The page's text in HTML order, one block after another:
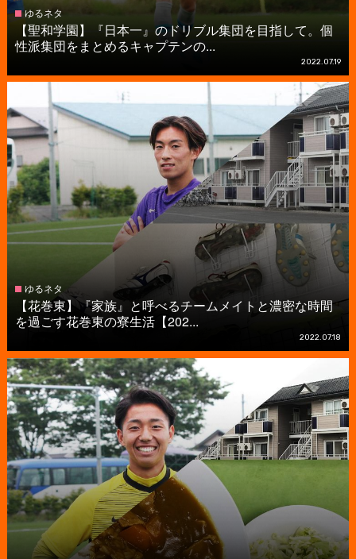
ゆるネタ
【聖和学園】『日本一』のドリブル集団を目指して。個
性派集団をまとめるキャプテンの...
2022.07.19
ゆるネタ
【花巻東】『家族』と呼べるチームメイトと濃密な時間
を過ごす花巻東の寮生活【202...
2022.07.18